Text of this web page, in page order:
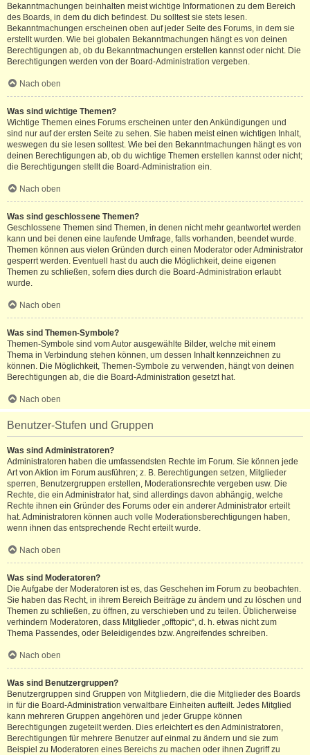
Bekanntmachungen beinhalten meist wichtige Informationen zu dem Bereich
des Boards, in dem du dich befindest. Du solltest sie stets lesen.
Bekanntmachungen erscheinen oben auf jeder Seite des Forums, in dem sie
erstellt wurden. Wie bei globalen Bekanntmachungen hängt es von deinen
Berechtigungen ab, ob du Bekanntmachungen erstellen kannst oder nicht. Die
Berechtigungen werden von der Board-Administration vergeben.
Nach oben
Was sind wichtige Themen?
Wichtige Themen eines Forums erscheinen unter den Ankündigungen und
sind nur auf der ersten Seite zu sehen. Sie haben meist einen wichtigen Inhalt,
weswegen du sie lesen solltest. Wie bei den Bekanntmachungen hängt es von
deinen Berechtigungen ab, ob du wichtige Themen erstellen kannst oder nicht;
die Berechtigungen stellt die Board-Administration ein.
Nach oben
Was sind geschlossene Themen?
Geschlossene Themen sind Themen, in denen nicht mehr geantwortet werden
kann und bei denen eine laufende Umfrage, falls vorhanden, beendet wurde.
Themen können aus vielen Gründen durch einen Moderator oder Administrator
gesperrt werden. Eventuell hast du auch die Möglichkeit, deine eigenen
Themen zu schließen, sofern dies durch die Board-Administration erlaubt
wurde.
Nach oben
Was sind Themen-Symbole?
Themen-Symbole sind vom Autor ausgewählte Bilder, welche mit einem
Thema in Verbindung stehen können, um dessen Inhalt kennzeichnen zu
können. Die Möglichkeit, Themen-Symbole zu verwenden, hängt von deinen
Berechtigungen ab, die die Board-Administration gesetzt hat.
Nach oben
Benutzer-Stufen und Gruppen
Was sind Administratoren?
Administratoren haben die umfassendsten Rechte im Forum. Sie können jede
Art von Aktion im Forum ausführen; z. B. Berechtigungen setzen, Mitglieder
sperren, Benutzergruppen erstellen, Moderationsrechte vergeben usw. Die
Rechte, die ein Administrator hat, sind allerdings davon abhängig, welche
Rechte ihnen ein Gründer des Forums oder ein anderer Administrator erteilt
hat. Administratoren können auch volle Moderationsberechtigungen haben,
wenn ihnen das entsprechende Recht erteilt wurde.
Nach oben
Was sind Moderatoren?
Die Aufgabe der Moderatoren ist es, das Geschehen im Forum zu beobachten.
Sie haben das Recht, in ihrem Bereich Beiträge zu ändern und zu löschen und
Themen zu schließen, zu öffnen, zu verschieben und zu teilen. Üblicherweise
verhindern Moderatoren, dass Mitglieder „offtopic“, d. h. etwas nicht zum
Thema Passendes, oder Beleidigendes bzw. Angreifendes schreiben.
Nach oben
Was sind Benutzergruppen?
Benutzergruppen sind Gruppen von Mitgliedern, die die Mitglieder des Boards
in für die Board-Administration verwaltbare Einheiten aufteilt. Jedes Mitglied
kann mehreren Gruppen angehören und jeder Gruppe können
Berechtigungen zugeteilt werden. Dies erleichtert es den Administratoren,
Berechtigungen für mehrere Benutzer auf einmal zu ändern und sie zum
Beispiel zu Moderatoren eines Bereichs zu machen oder ihnen Zugriff zu